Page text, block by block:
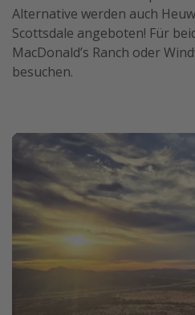
Alternative werden auch
Scottsdale angeboten! Für
MacDonald’s Ranch oder
besuchen.